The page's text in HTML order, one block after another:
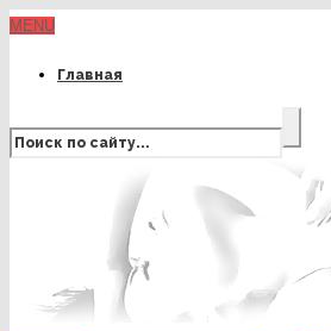
MENU
Главная